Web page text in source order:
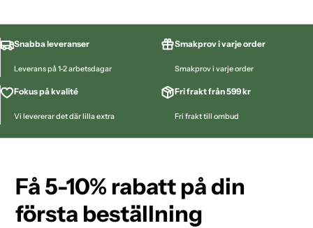
Snabba leveranser
Leverans på 1-2 arbetsdagar
Smakprov i varje order
Smakprov i varje order
Fokus på kvalité
Vi levererar det där lilla extra
Fri frakt från 599 kr
Fri frakt till ombud
Få 5-10% rabatt på din
första beställning